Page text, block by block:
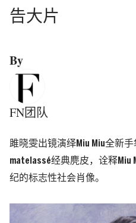
告大片
By
FN团队
雎晓雯出镜演绎Miu Miu全新
matelassé经典麂皮，诠释Miu
纪的标志性社会肖像。